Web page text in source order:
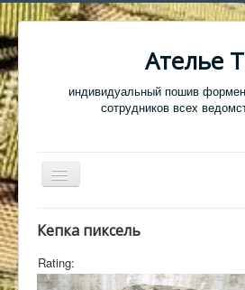
Ателье
индивидуальный пошив
сотрудников всех
Перемикач
навігації
Обувь
Кепка пиксель
Rating: